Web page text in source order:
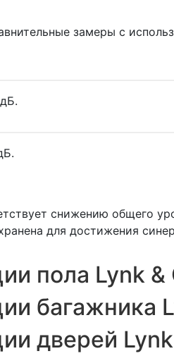
замеры с
снижению общего
для достижения
пола Lynk &
багажника
дверей